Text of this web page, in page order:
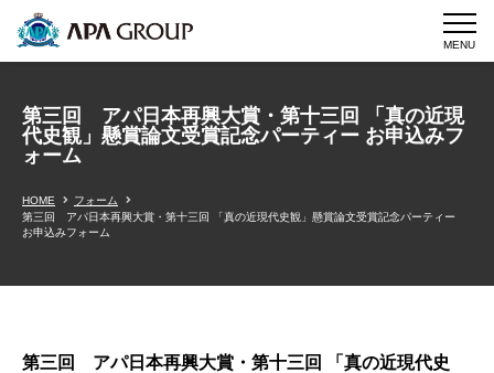
MENU
第三回 アパ日本再興大賞・第十三回 「真の近現
代史観」懸賞論文受賞記念パーティー お申込みフ
ォーム
HOME
フォーム
第三回 アパ日本再興大賞・第十三回 「真の近現代史観」懸賞論文受賞記念パーティー
お申込みフォーム
第三回 アパ日本再興大賞・第十三回 「真の近現代史